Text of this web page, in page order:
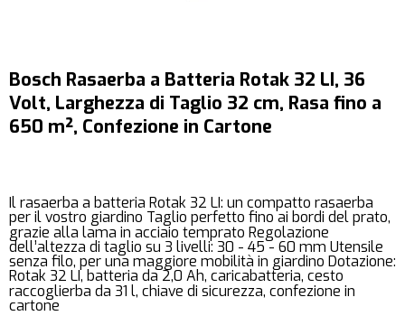
Bosch Rasaerba a Batteria Rotak 32 LI, 36
Volt, Larghezza di Taglio 32 cm, Rasa fino a
650 m², Confezione in Cartone
Il rasaerba a batteria Rotak 32 LI: un compatto rasaerba
per il vostro giardino Taglio perfetto fino ai bordi del prato,
grazie alla lama in acciaio temprato Regolazione
dell’altezza di taglio su 3 livelli: 30 - 45 - 60 mm Utensile
senza filo, per una maggiore mobilità in giardino Dotazione:
Rotak 32 LI, batteria da 2,0 Ah, caricabatteria, cesto
raccoglierba da 31 l, chiave di sicurezza, confezione in
cartone